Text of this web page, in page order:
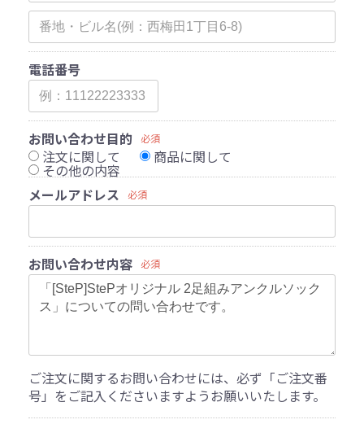
電話番号
お問い合わせ目的 必須
注文に関して 商品に関して
その他の内容
メールアドレス
必須
お問い合わせ内容 必須
ご注文に関するお問い合わせには、必ず「ご注文番
号」をご記入くださいますようお願いいたします。